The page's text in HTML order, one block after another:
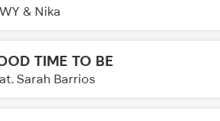
& Nika
TIME TO BE
Sarah Barrios